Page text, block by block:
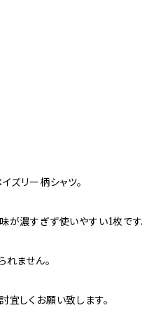
ズリー柄シャツ。
が濃すぎず使いやすい1枚です
れません。
宜しくお願い致します。